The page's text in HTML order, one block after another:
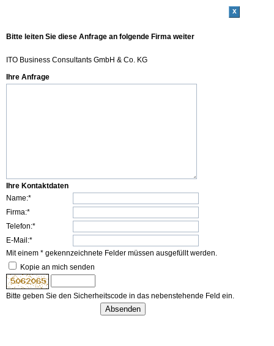
x
Bitte leiten Sie diese Anfrage an folgende Firma weiter
ITO Business Consultants GmbH & Co. KG
Ihre Anfrage
Ihre Kontaktdaten
Name:*
Firma:*
Telefon:*
E-Mail:*
Mit einem * gekennzeichnete Felder müssen ausgefüllt werden.
Kopie an mich senden
Bitte geben Sie den Sicherheitscode in das nebenstehende Feld ein.